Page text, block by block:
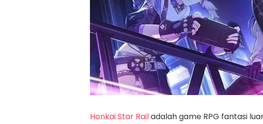
Honkai Star Railadalah game RPG fantasi